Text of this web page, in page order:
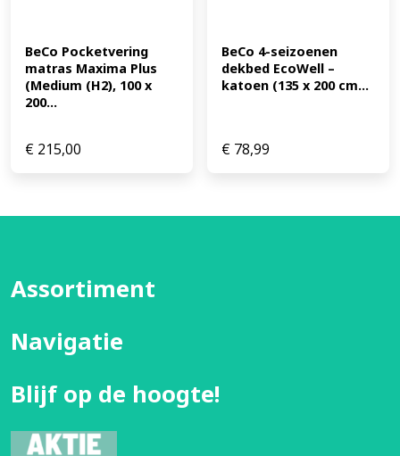
BeCo Pocketvering
matras Maxima Plus
(Medium (H2), 100 x
200...
€ 215,00
BeCo 4-seizoenen
dekbed EcoWell –
katoen (135 x 200 cm...
€ 78,99
Assortiment
Navigatie
Blijf op de hoogte!